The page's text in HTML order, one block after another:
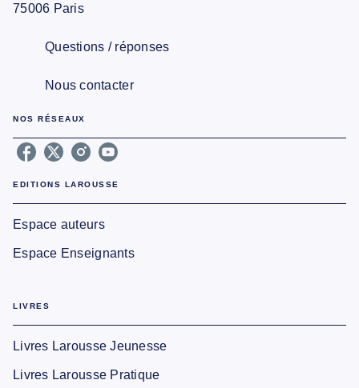
75006 Paris
Questions / réponses
Nous contacter
NOS RÉSEAUX
EDITIONS LAROUSSE
Espace auteurs
Espace Enseignants
LIVRES
Livres Larousse Jeunesse
Livres Larousse Pratique